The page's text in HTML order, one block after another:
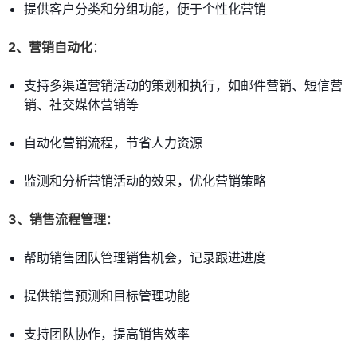
提供客户分类和分组功能，便于个性化营销
2、营销自动化：
支持多渠道营销活动的策划和执行，如邮件营销、短信营
销、社交媒体营销等
自动化营销流程，节省人力资源
监测和分析营销活动的效果，优化营销策略
3、销售流程管理：
帮助销售团队管理销售机会，记录跟进进度
提供销售预测和目标管理功能
支持团队协作，提高销售效率